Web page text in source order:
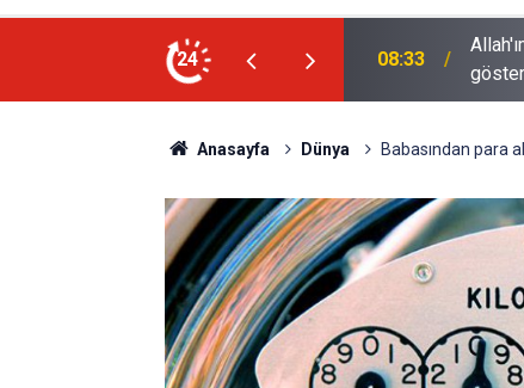
24
hayret verici tecellilerini bize
02:15
halde
Anasayfa Dünya Babasından para